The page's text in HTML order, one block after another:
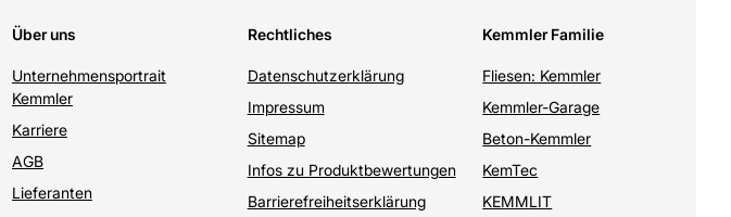
Über uns
Unternehmensportrait
Kemmler
Karriere
AGB
Lieferanten
Rechtliches
Datenschutzerklärung
Impressum
Sitemap
Infos zu Produktbewertungen
Barrierefreiheitserklärung
Kemmler Familie
Fliesen: Kemmler
Kemmler-Garage
Beton-Kemmler
KemTec
KEMMLIT